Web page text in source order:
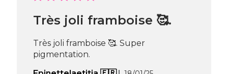
am
Feb
19
Très joli framboise 🥰.
Très joli framboise 🥰. Super
pigmentation.